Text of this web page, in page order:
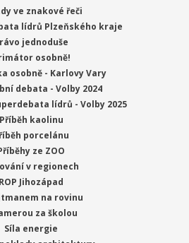
ve znakové řeči
lídrů Plzeňského kraje
jednoduše
osobně!
osobně - Karlovy Vary
debata - Volby 2024
lídrů - Volby 2025
Příběh kaolinu
porcelánu
ze ZOO
v regionech
ROP Jihozápad
na rovinu
za školou
Síla energie